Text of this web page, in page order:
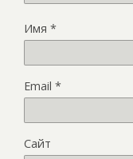
Имя *
Email *
Сайт